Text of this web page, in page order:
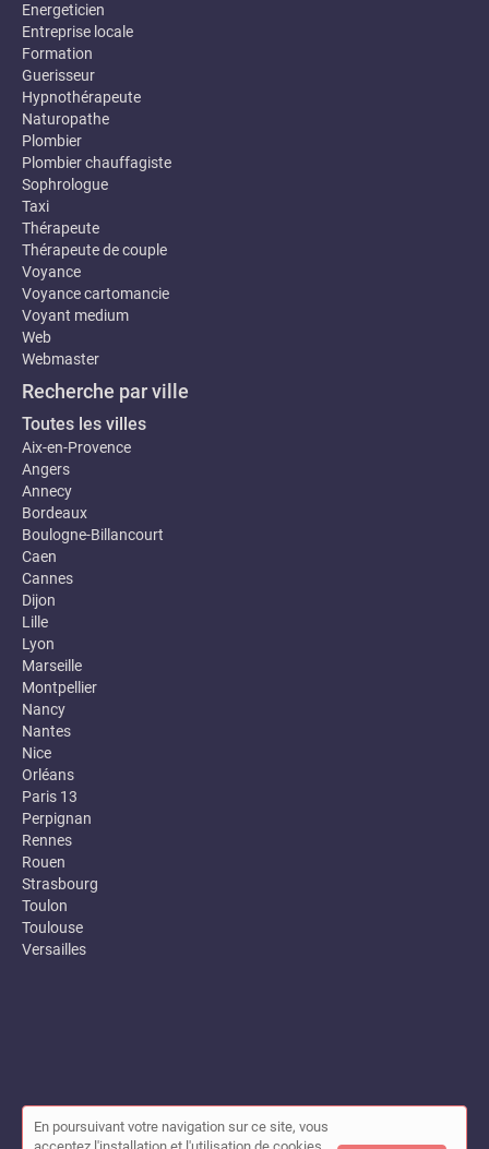
Energeticien
Entreprise locale
Formation
Guerisseur
Hypnothérapeute
Naturopathe
Plombier
Plombier chauffagiste
Sophrologue
Taxi
Thérapeute
Thérapeute de couple
Voyance
Voyance cartomancie
Voyant medium
Web
Webmaster
Recherche par ville
Toutes les villes
Aix-en-Provence
Angers
Annecy
Bordeaux
Boulogne-Billancourt
Caen
Cannes
Dijon
Lille
Lyon
Marseille
Montpellier
Nancy
Nantes
Nice
Orléans
Paris 13
Perpignan
Rennes
Rouen
Strasbourg
Toulon
Toulouse
Versailles
© Annuaire des entreprises locales (Garance) 2026 |
En poursuivant votre navigation sur ce site, vous